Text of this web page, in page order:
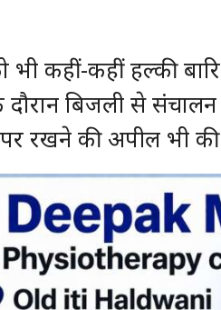
कहीं-कहीं हल्की
दौरान बिजली से
पर रखने की अपील भी